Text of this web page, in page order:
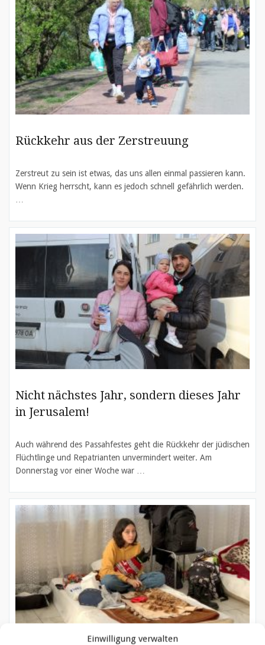
Einwilligung verwalten
Rückkehr aus der Zerstreuung
Zerstreut zu sein ist etwas, das uns allen einmal passieren kann.
Wenn Krieg herrscht, kann es jedoch schnell gefährlich werden.
…
Nicht nächstes Jahr, sondern dieses Jahr
in Jerusalem!
Auch während des Passahfestes geht die Rückkehr der jüdischen
Flüchtlinge und Repatrianten unvermindert weiter. Am
Donnerstag vor einer Woche war …